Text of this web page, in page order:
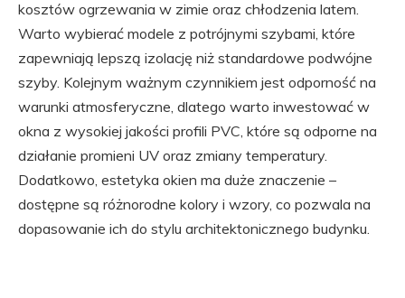
kosztów ogrzewania w zimie oraz chłodzenia latem.
Warto wybierać modele z potrójnymi szybami, które
zapewniają lepszą izolację niż standardowe podwójne
szyby. Kolejnym ważnym czynnikiem jest odporność na
warunki atmosferyczne, dlatego warto inwestować w
okna z wysokiej jakości profili PVC, które są odporne na
działanie promieni UV oraz zmiany temperatury.
Dodatkowo, estetyka okien ma duże znaczenie –
dostępne są różnorodne kolory i wzory, co pozwala na
dopasowanie ich do stylu architektonicznego budynku.